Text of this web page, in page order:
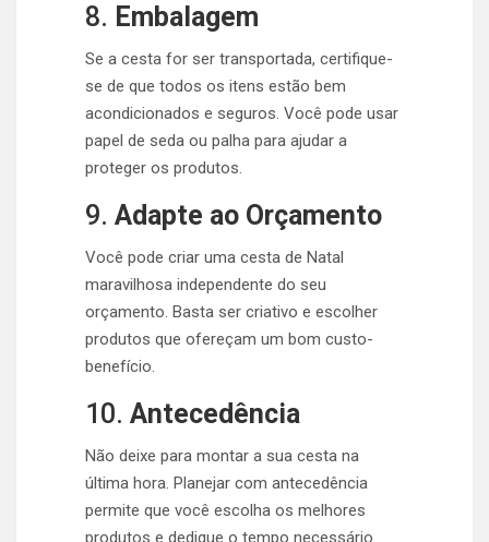
8. Embalagem
Se a cesta for ser transportada, certifique-
se de que todos os itens estão bem
acondicionados e seguros. Você pode usar
papel de seda ou palha para ajudar a
proteger os produtos.
9. Adapte ao Orçamento
Você pode criar uma cesta de Natal
maravilhosa independente do seu
orçamento. Basta ser criativo e escolher
produtos que ofereçam um bom custo-
benefício.
10. Antecedência
Não deixe para montar a sua cesta na
última hora. Planejar com antecedência
permite que você escolha os melhores
produtos e dedique o tempo necessário